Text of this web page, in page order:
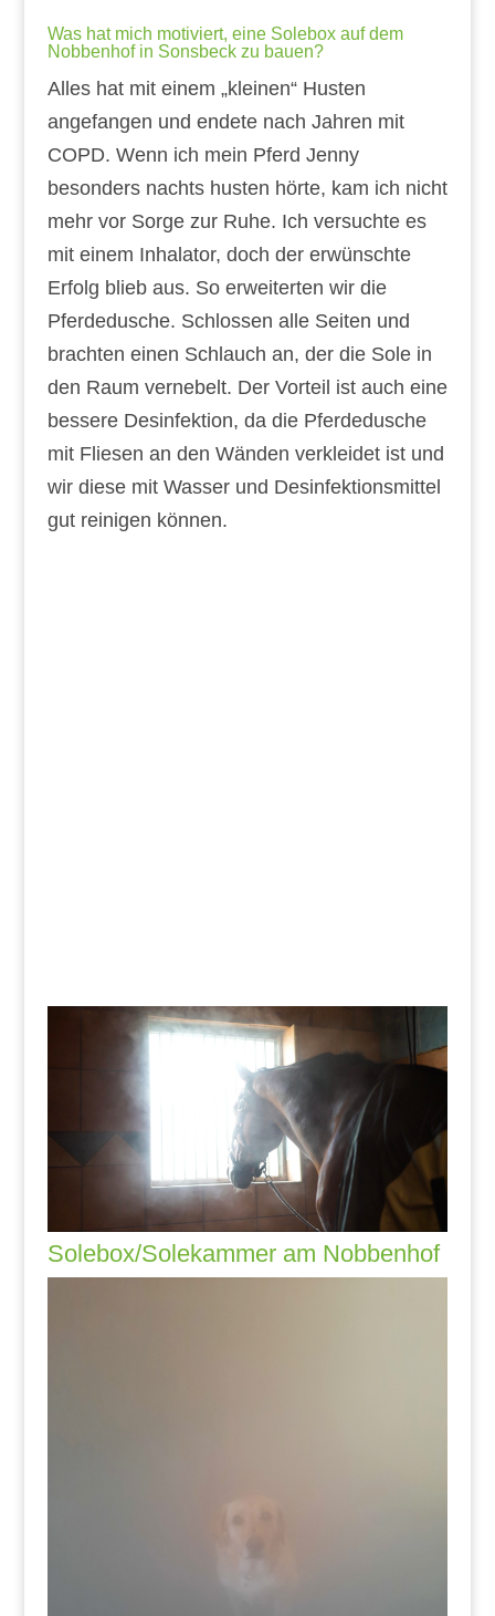
Was hat mich motiviert, eine Solebox auf dem
Nobbenhof in Sonsbeck zu bauen?
Alles hat mit einem „kleinen“ Husten
angefangen und endete nach Jahren mit
COPD. Wenn ich mein Pferd Jenny
besonders nachts husten hörte, kam ich nicht
mehr vor Sorge zur Ruhe. Ich versuchte es
mit einem Inhalator, doch der erwünschte
Erfolg blieb aus. So erweiterten wir die
Pferdedusche. Schlossen alle Seiten und
brachten einen Schlauch an, der die Sole in
den Raum vernebelt. Der Vorteil ist auch eine
bessere Desinfektion, da die Pferdedusche
mit Fliesen an den Wänden verkleidet ist und
wir diese mit Wasser und Desinfektionsmittel
gut reinigen können.
Solebox/Solekammer am Nobbenhof